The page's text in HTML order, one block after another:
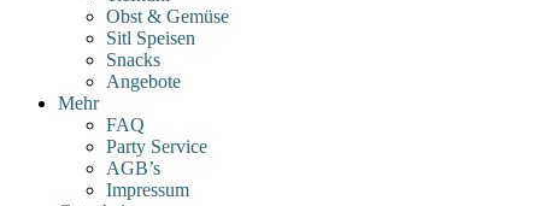
Obst & Gemüse
Sitl Speisen
Snacks
Angebote
Mehr
FAQ
Party Service
AGB’s
Impressum